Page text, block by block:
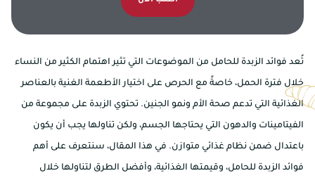
تُعد فوائد الزبدة للحامل من الموضوعات التي تثير اهتمام الكثير من النساء
خلال فترة الحمل، خاصةً مع الحرص على اختيار الأطعمة الغنية بالعناصر
الغذائية التي تدعم صحة الأم ونمو الجنين. تحتوي الزبدة على مجموعة من
الفيتامينات والدهون التي يحتاجها الجسم، ولكن تناولها يجب أن يكون
باعتدال ضمن نظام غذائي متوازن. في هذا المقال، سنتعرف على أهم
فوائد الزبدة للحامل، وقيمتها الغذائية، وأفضل الطرق لتناولها خلال